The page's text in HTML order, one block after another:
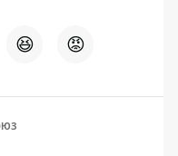
😆 😡